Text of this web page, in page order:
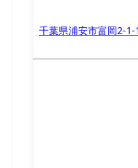
千葉県浦安市富岡2-1-1